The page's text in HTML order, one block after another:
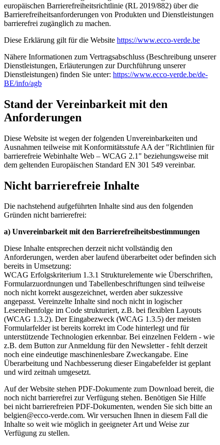
europäischen Barrierefreiheitsrichtlinie (RL 2019/882) über die
Barrierefreiheitsanforderungen von Produkten und Dienstleistungen
barrierefrei zugänglich zu machen.
Diese Erklärung gilt für die Website https://www.ecco-verde.be
Nähere Informationen zum Vertragsabschluss (Beschreibung unserer
Dienstleistungen, Erläuterungen zur Durchführung unserer
Dienstleistungen) finden Sie unter: https://www.ecco-verde.be/de-
BE/info/agb
Stand der Vereinbarkeit mit den
Anforderungen
Diese Website ist wegen der folgenden Unvereinbarkeiten und
Ausnahmen teilweise mit Konformitätsstufe AA der "Richtlinien für
barrierefreie Webinhalte Web – WCAG 2.1" beziehungsweise mit
dem geltenden Europäischen Standard EN 301 549 vereinbar.
Nicht barrierefreie Inhalte
Die nachstehend aufgeführten Inhalte sind aus den folgenden
Gründen nicht barrierefrei:
a) Unvereinbarkeit mit den Barrierefreiheitsbestimmungen
Diese Inhalte entsprechen derzeit nicht vollständig den
Anforderungen, werden aber laufend überarbeitet oder befinden sich
bereits in Umsetzung:
WCAG Erfolgskriterium 1.3.1 Strukturelemente wie Überschriften,
Formularzuordnungen und Tabellenbeschriftungen sind teilweise
noch nicht korrekt ausgezeichnet, werden aber sukzessive
angepasst. Vereinzelte Inhalte sind noch nicht in logischer
Lesereihenfolge im Code strukturiert, z.B. bei flexiblen Layouts
(WCAG 1.3.2). Der Eingabezweck (WCAG 1.3.5) der meisten
Formularfelder ist bereits korrekt im Code hinterlegt und für
unterstützende Technologien erkennbar. Bei einzelnen Feldern - wie
z.B. dem Button zur Anmeldung für den Newsletter - fehlt derzeit
noch eine eindeutige maschinenlesbare Zweckangabe. Eine
Überarbeitung und Nachbesserung dieser Eingabefelder ist geplant
und wird zeitnah umgesetzt.
Auf der Website stehen PDF-Dokumente zum Download bereit, die
noch nicht barrierefrei zur Verfügung stehen. Benötigen Sie Hilfe
bei nicht barrierefreien PDF-Dokumenten, wenden Sie sich bitte an
belgien@ecco-verde.com. Wir versuchen Ihnen in diesem Fall die
Inhalte so weit wie möglich in geeigneter Art und Weise zur
Verfügung zu stellen.